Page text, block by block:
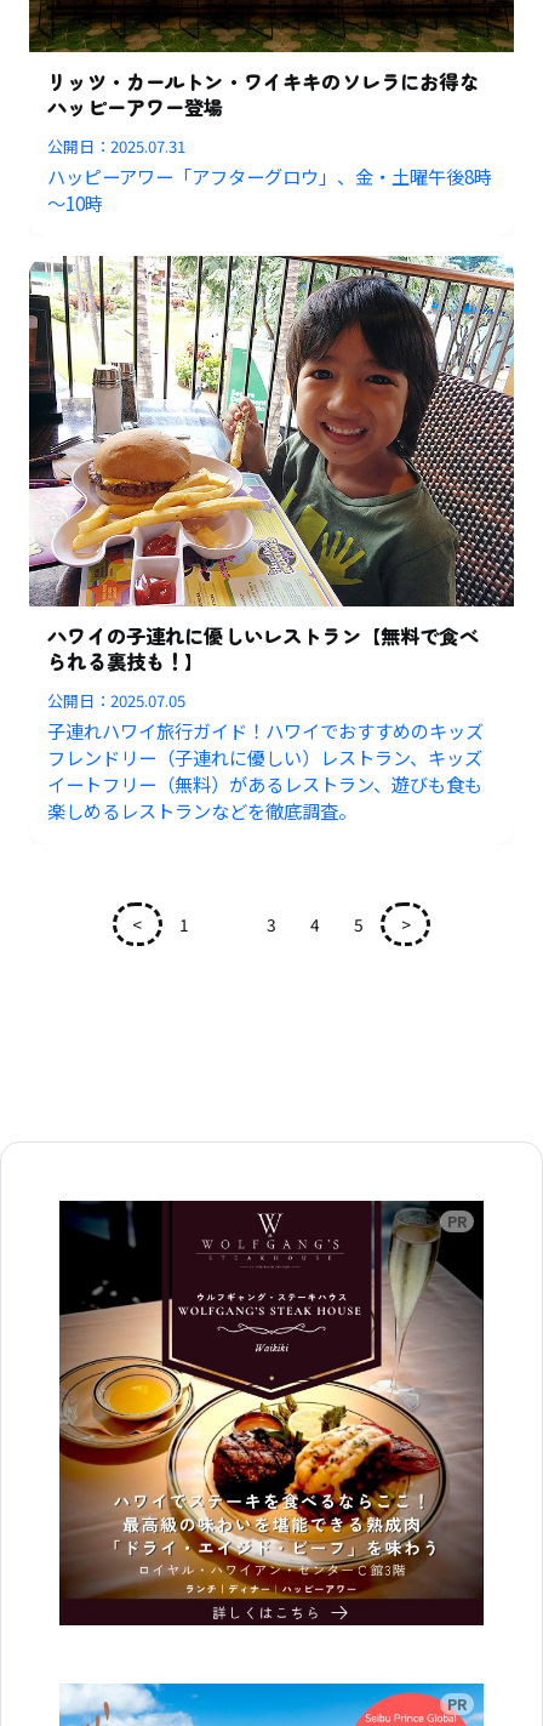
リッツ・カールトン・ワイキキのソレラにお得な
ハッピーアワー登場
公開日：2025.07.31
ハッピーアワー「アフターグロウ」、金・土曜午後8時
～10時
ハワイの子連れに優しいレストラン【無料で食べ
られる裏技も！】
公開日：2025.07.05
子連れハワイ旅行ガイド！ハワイでおすすめのキッズ
フレンドリー（子連れに優しい）レストラン、キッズ
イートフリー（無料）があるレストラン、遊びも食も
楽しめるレストランなどを徹底調査。
< 1 3 4 5 >
広告
広告